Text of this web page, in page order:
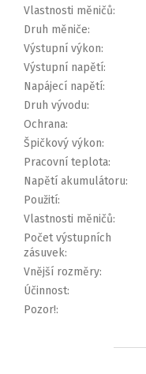
Vlastnosti měničů:
Druh měniče:
Výstupní výkon:
Výstupní napětí:
Napájecí napětí:
Druh vývodu:
Ochrana:
Špičkový výkon:
Pracovní teplota:
Napětí akumulátoru:
Použití:
Vlastnosti měničů:
Počet výstupních
zásuvek:
Vnější rozměry:
Účinnost:
Pozor!: